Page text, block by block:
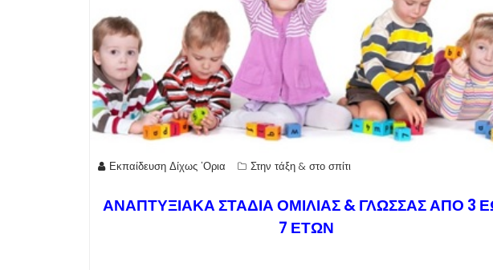
Εκπαίδευση Δίχως 'Ορια Στην τάξη & στο σπίτι
ΑΝΑΠΤΥΞΙΑΚΑ ΣΤΑΔΙΑ ΟΜΙΛΙΑΣ & ΓΛΩΣΣΑΣ ΑΠΟ 3
7 ΕΤΩΝ